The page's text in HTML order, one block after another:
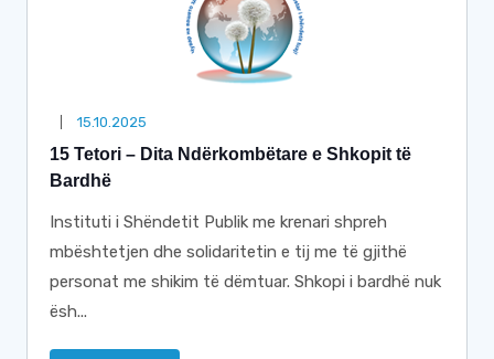
15.10.2025
15 Tetori – Dita Ndërkombëtare e Shkopit të
Bardhë
Instituti i Shëndetit Publik me krenari shpreh
mbështetjen dhe solidaritetin e tij me të gjithë
personat me shikim të dëmtuar. Shkopi i bardhë nuk
ësh...